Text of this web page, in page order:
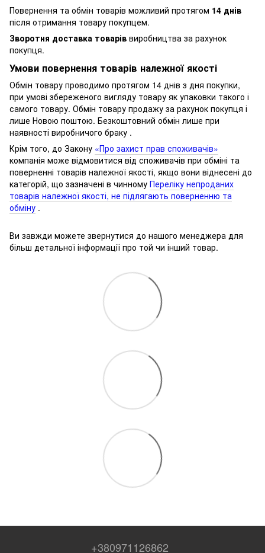
Повернення та обмін товарів можливий протягом 14 днів
після отримання товару покупцем.
Зворотня доставка товарів виробництва за рахунок
покупця.
Умови повернення товарів належної якості
Обмін товару проводимо протягом 14 днів з дня покупки,
при умові збереженого вигляду товару як упаковки такого і
самого товару. Обмін товару продажу за рахунок покупця і
лише Новою поштою. Безкоштовний обмін лише при
наявності виробничого браку .
Крім того, до Закону «Про захист прав споживачів»
компанія може відмовитися від споживачів при обміні та
поверненні товарів належної якості, якщо вони віднесені до
категорій, що зазначені в чинному Переліку непроданих
товарів належної якості, не підлягають поверненню та
обміну .
Ви завжди можете звернутися до нашого менеджера для
більш детальної інформації про той чи інший товар.
+380971126862